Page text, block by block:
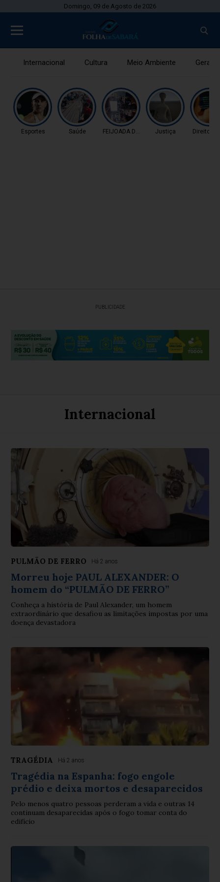
Domingo, 09 de Agosto de 2026
Internacional Cultura Meio Ambiente Gerais
Esportes Saúde FEIJOADA DA PROPAGAN
Justiça Direitos
PUBLICIDADE
Internacional
PULMÃO DE FERRO Há 2 anos
Morreu hoje PAUL ALEXANDER: O
homem do “PULMÃO DE FERRO”
Conheça a história de Paul Alexander, um homem
extraordinário que desafiou as limitações impostas por uma
doença devastadora
TRAGÉDIA Há 2 anos
Tragédia na Espanha: fogo engole
prédio e deixa mortos e desaparecidos
Pelo menos quatro pessoas perderam a vida e outras 14
continuam desaparecidas após o fogo tomar conta do
edifício